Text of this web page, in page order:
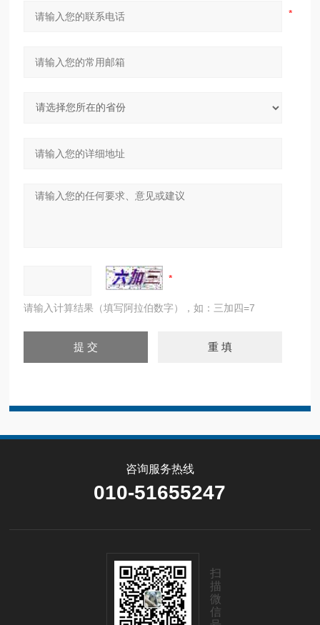
请输入计算结果（填写阿拉伯数字），如：三加四=7
咨询服务热线
010-51655247
扫
描
微
信